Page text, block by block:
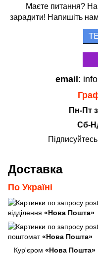
Маєте питання?
зарадити! Напишіть
email:
Пн-Пт з
Сб-
Доставка
По Україні
відділення «Нова Пошта»
поштомат«Нова Пошта»
Кур'єром «Нова Пошта»